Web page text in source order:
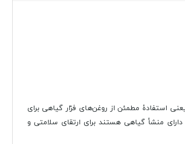
استفادۀ مطمئن از روغن‌های فرّار گیاهی برای
منشأ گیاهی هستند برای ارتقای سلامتی و